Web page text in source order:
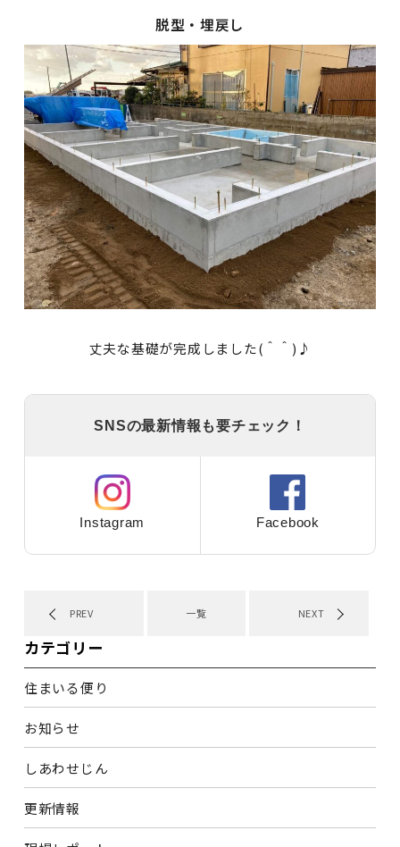
脱型・埋戻し
丈夫な基礎が完成しました(＾＾)♪
SNSの最新情報も要チェック！
Instagram Facebook
PREV 一覧 NEXT
カテゴリー
住まいる便り
お知らせ
しあわせじん
更新情報